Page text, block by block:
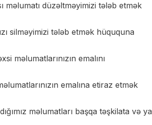
düzəltməyimizi tələb etmək
silməyimizi tələb etmək hüququna
məlumatlarınızın emalını
emalına etiraz etmək
məlumatları başqa təşkilata və ya